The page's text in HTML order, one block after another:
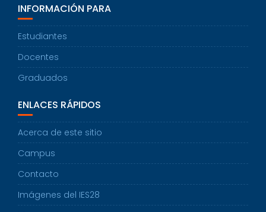
INFORMACIÓN PARA
Estudiantes
Docentes
Graduados
ENLACES RÁPIDOS
Acerca de este sitio
Campus
Contacto
Imágenes del IES28